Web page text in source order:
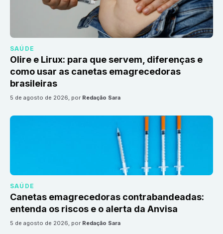
SAÚDE
Olire e Lirux: para que servem, diferenças e
como usar as canetas emagrecedoras
brasileiras
5 de agosto de 2026, por Redação Sara
SAÚDE
Canetas emagrecedoras contrabandeadas:
entenda os riscos e o alerta da Anvisa
5 de agosto de 2026, por Redação Sara